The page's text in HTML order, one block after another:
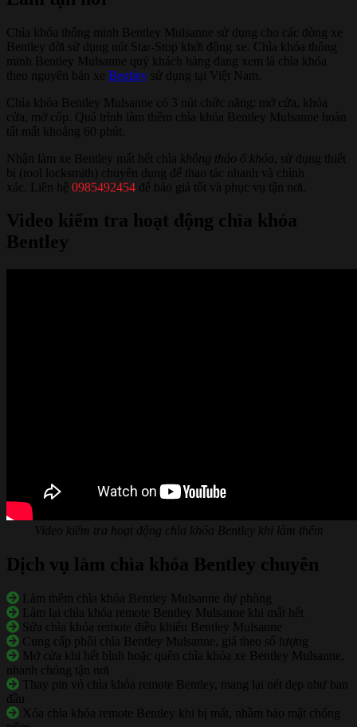
Chìa khóa thông minh Bentley Mulsanne sử dụng cho các dòng xe
Bentley đời sử dụng nút Star-Stop khởi động xe. Chìa khóa thông
minh Bentley Mulsanne quý khách hàng đang xem là chìa khóa
theo nguyên bản xe Bentley sử dụng tại Việt Nam.
Chìa khóa Bentley Mulsanne có 3 nút chức năng: mở cửa, khóa
cửa, mở cốp. Quá trình làm thêm chìa khóa Bentley Mulsanne hoàn
tất mất khoảng 60 phút.
Nhận làm xe Bentley mất hết chìa không tháo ổ khóa , sử dụng thiết
bị (tool locksmith) chuyên dụng để thao tác nhanh và chính
xác. Liên hệ 0985492454 để báo giá tốt và phục vụ tận nơi.
Video kiểm tra hoạt động chìa khóa
Bentley
Video kiểm tra hoạt động chìa khóa Bentley khi làm thêm
Dịch vụ làm chìa khóa Bentley chuyên
Làm thêm chìa khóa Bentley Mulsanne dự phòng
Làm lại chìa khóa remote Bentley Mulsanne khi mất hết
Sửa chìa khóa remote điều khiển Bentley Mulsanne
Cung cấp phôi chìa Bentley Mulsanne, giá theo số lượng
Mở cửa khi hết bình hoặc quên chìa khóa xe Bentley Mulsanne,
nhanh chóng tận nơi
Thay pin vỏ chìa khóa remote Bentley, mang lại nét đẹp như ban
đầu
Xóa chìa khóa remote Bentley khi bị mất, nhầm bảo mật chống